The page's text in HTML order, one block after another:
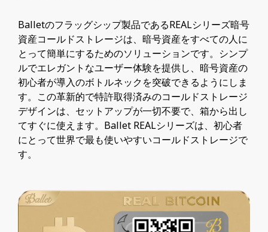
Balletのフラッグシップ製品であるREALシリーズ暗号
資産コールドストレージは、暗号資産をすべての人に
とって簡単にするためのソリューションです。シンプ
ルでエレガントなユーザー体験を提供し、暗号資産の
初心者が導入のボトルネックを突破できるようにしま
す。この革新的で特許取得済みのコールドストレージ
デザインは、セットアップが一切不要で、箱から出し
てすぐに使えます。Ballet REALシリーズは、初心者
にとって世界で最も使いやすいコールドストレージで
す。